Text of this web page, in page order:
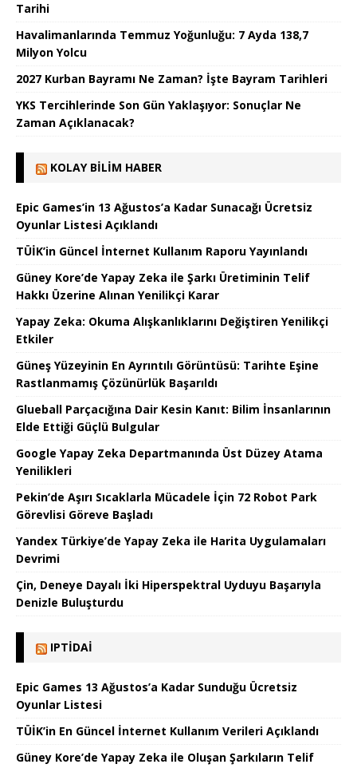
Tarihi
Havalimanlarında Temmuz Yoğunluğu: 7 Ayda 138,7
Milyon Yolcu
2027 Kurban Bayramı Ne Zaman? İşte Bayram Tarihleri
YKS Tercihlerinde Son Gün Yaklaşıyor: Sonuçlar Ne
Zaman Açıklanacak?
KOLAY BILIM HABER
Epic Games’in 13 Ağustos’a Kadar Sunacağı Ücretsiz
Oyunlar Listesi Açıklandı
TÜİK’in Güncel İnternet Kullanım Raporu Yayınlandı
Güney Kore’de Yapay Zeka ile Şarkı Üretiminin Telif
Hakkı Üzerine Alınan Yenilikçi Karar
Yapay Zeka: Okuma Alışkanlıklarını Değiştiren Yenilikçi
Etkiler
Güneş Yüzeyinin En Ayrıntılı Görüntüsü: Tarihte Eşine
Rastlanmamış Çözünürlük Başarıldı
Glueball Parçacığına Dair Kesin Kanıt: Bilim İnsanlarının
Elde Ettiği Güçlü Bulgular
Google Yapay Zeka Departmanında Üst Düzey Atama
Yenilikleri
Pekin’de Aşırı Sıcaklarla Mücadele İçin 72 Robot Park
Görevlisi Göreve Başladı
Yandex Türkiye’de Yapay Zeka ile Harita Uygulamaları
Devrimi
Çin, Deneye Dayalı İki Hiperspektral Uyduyu Başarıyla
Denizle Buluşturdu
IPTIDAI
Epic Games 13 Ağustos’a Kadar Sunduğu Ücretsiz
Oyunlar Listesi
TÜİK’in En Güncel İnternet Kullanım Verileri Açıklandı
Güney Kore’de Yapay Zeka ile Oluşan Şarkıların Telif